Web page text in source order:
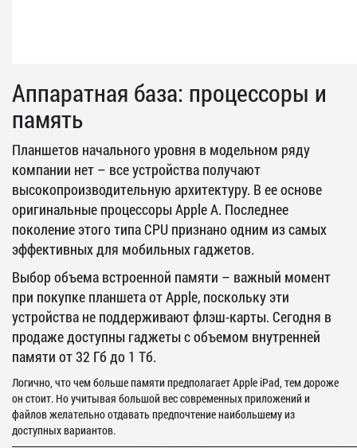
Аппаратная база: процессоры и
память
Планшетов начального уровня в модельном ряду
компании нет – все устройства получают
высокопроизводительную архитектуру. В ее основе
оригинальные процессоры Apple A. Последнее
поколение этого типа CPU признано одним из самых
эффективных для мобильных гаджетов.
Выбор объема встроенной памяти – важный момент
при покупке планшета от Apple, поскольку эти
устройства не поддерживают флэш-карты. Сегодня в
продаже доступны гаджеты с объемом внутренней
памяти от 32 Гб до 1 Тб.
Логично, что чем больше памяти предполагает Apple iPad, тем дороже
он стоит. Но учитывая большой вес современных приложений и
файлов желательно отдавать предпочтение наибольшему из
доступных вариантов.